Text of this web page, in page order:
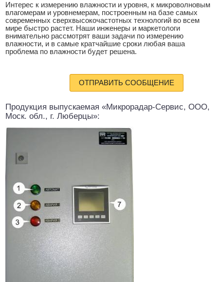
Интерес к измерению влажности и уровня, к микроволновым
влагомерам и уровнемерам, построенным на базе самых
современных сверхвысокочастотных технологий во всем
мире быстро растет. Наши инженеры и маркетологи
внимательно рассмотрят ваши задачи по измерению
влажности, и в самые кратчайшие сроки любая ваша
проблема по влажности будет решена.
ОТПРАВИТЬ СООБЩЕНИЕ
Продукция выпускаемая «Микрорадар-Сервис, ООО,
Моск. обл., г. Люберцы»: